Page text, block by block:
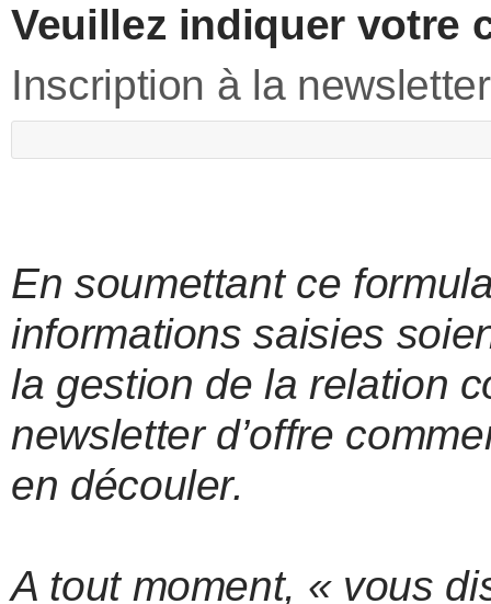
Veuillez indiquer votre
Inscription à la newsletter
En soumettant ce
informations saisies
la gestion de la relation
newsletter d’offre
en découler.
A tout moment, « vous